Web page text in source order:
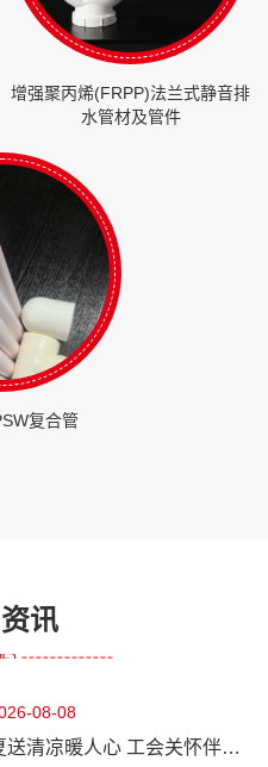
增强聚丙烯(FRPP)法兰式静音排
水管材及管件
复合管
讯
08-08
送清凉暖人心 工会关怀伴前